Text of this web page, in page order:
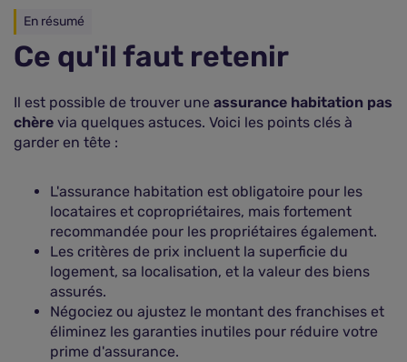
En résumé
Ce qu'il faut retenir
Il est possible de trouver une assurance habitation pas
chère via quelques astuces. Voici les points clés à
garder en tête :
L'assurance habitation est obligatoire pour les
locataires et copropriétaires, mais fortement
recommandée pour les propriétaires également.
Les critères de prix incluent la superficie du
logement, sa localisation, et la valeur des biens
assurés.
Négociez ou ajustez le montant des franchises et
éliminez les garanties inutiles pour réduire votre
prime d'assurance.